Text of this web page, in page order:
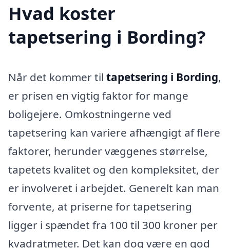
Hvad koster
tapetsering i Bording?
Når det kommer til tapetsering i Bording,
er prisen en vigtig faktor for mange
boligejere. Omkostningerne ved
tapetsering kan variere afhængigt af flere
faktorer, herunder væggenes størrelse,
tapetets kvalitet og den kompleksitet, der
er involveret i arbejdet. Generelt kan man
forvente, at priserne for tapetsering
ligger i spændet fra 100 til 300 kroner per
kvadratmeter. Det kan dog være en god